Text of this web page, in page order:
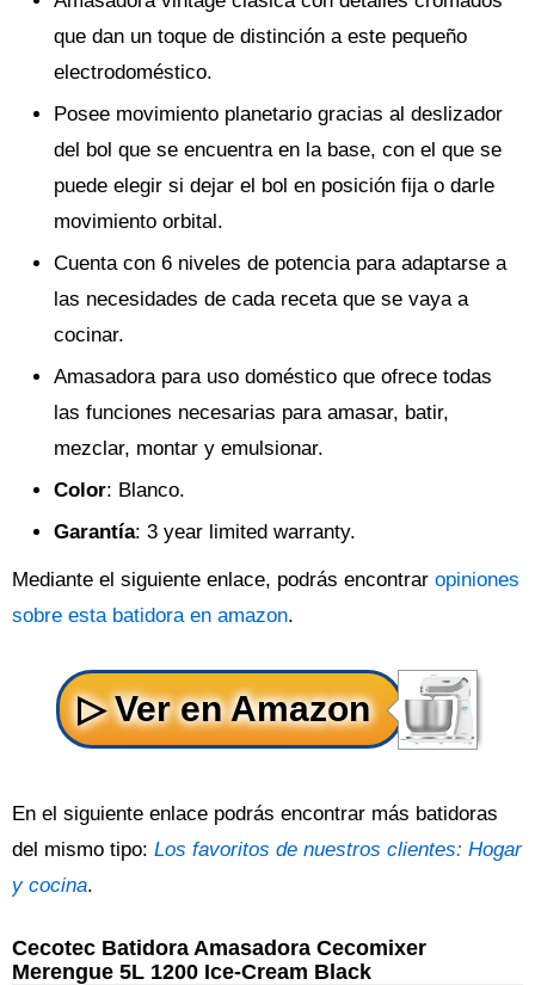
que dan un toque de distinción a este pequeño
electrodoméstico.
Posee movimiento planetario gracias al deslizador
del bol que se encuentra en la base, con el que se
puede elegir si dejar el bol en posición fija o darle
movimiento orbital.
Cuenta con 6 niveles de potencia para adaptarse a
las necesidades de cada receta que se vaya a
cocinar.
Amasadora para uso doméstico que ofrece todas
las funciones necesarias para amasar, batir,
mezclar, montar y emulsionar.
Color: Blanco.
Garantía: 3 year limited warranty.
Mediante el siguiente enlace, podrás encontrar opiniones
sobre esta batidora en amazon.
En el siguiente enlace podrás encontrar más batidoras
del mismo tipo: Los favoritos de nuestros clientes: Hogar
y cocina.
Cecotec Batidora Amasadora Cecomixer
Merengue 5L 1200 Ice-Cream Black